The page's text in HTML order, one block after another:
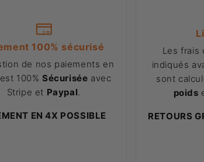
100% sécurisé
de nos paiements en
100% Sécurisée avec
Stripe et Paypal
EN 4X POSSIBLE
Les frais
indiqués
sont
poids
RETOURS